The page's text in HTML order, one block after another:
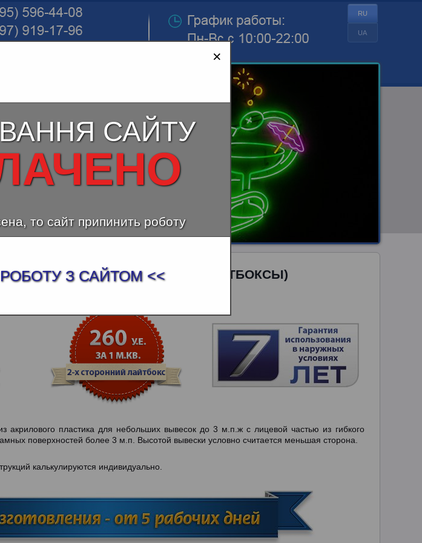
RU
UA
ВНУТРЕННЕЙ ПОДСВЕТКОЙ (ЛАЙТБОКСЫ)
акрилового пластика для небольших вывесок до 3 м.п.ж с лицевой частью из гибкого
поверхностей более 3 м.п. Высотой вывески условно считается меньшая сторона.
калькулируются индивидуально.
×
САЙТУ
то сайт припинить роботу
З САЙТОМ <<